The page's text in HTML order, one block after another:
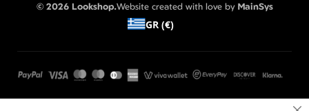
© 2026 Lookshop.Website created with love by MainSys
GR (€)